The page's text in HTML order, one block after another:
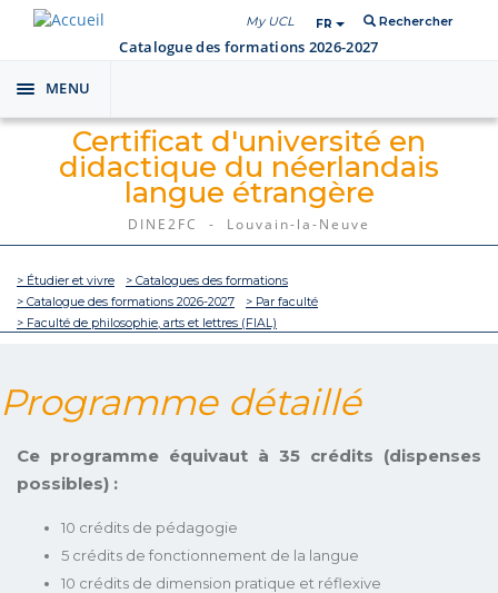
My UCL FR Rechercher
Catalogue des formations 2026-2027
Toggle
navigation
MENU
Certificat d'université en
didactique du néerlandais
langue étrangère
DINE2FC - Louvain-la-Neuve
> Étudier et vivre
> Catalogues des formations
> Catalogue des formations 2026-2027
> Par faculté
> Faculté de philosophie, arts et lettres (FIAL)
Programme détaillé
Ce programme équivaut à 35 crédits (dispenses
possibles) :
10 crédits de pédagogie
5 crédits de fonctionnement de la langue
10 crédits de dimension pratique et réflexive